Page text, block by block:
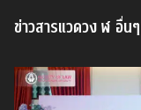
ข่าวสารแวดวง ฬ อื่นๆ